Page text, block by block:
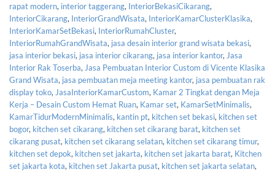
rapat modern, interior taggerang, InteriorBekasiCikarang,
InteriorCikarang, InteriorGrandWisata, InteriorKamarClusterKlasika,
InteriorKamarSetBekasi, InteriorRumahCluster,
InteriorRumahGrandWisata, jasa desain interior grand wisata bekasi,
jasa interior bekasi, jasa interior cikarang, jasa interior kantor, Jasa
Interior Rak Toserba, Jasa Pembuatan Interior Custom di Vicente Klasika
Grand Wisata, jasa pembuatan meja meeting kantor, jasa pembuatan rak
display toko, JasaInteriorKamarCustom, Kamar 2 Tingkat dengan Meja
Kerja – Desain Custom Hemat Ruan, Kamar set, KamarSetMinimalis,
KamarTidurModernMinimalis, kantin pt, kitchen set bekasi, kitchen set
bogor, kitchen set cikarang, kitchen set cikarang barat, kitchen set
cikarang pusat, kitchen set cikarang selatan, kitchen set cikarang timur,
kitchen set depok, kitchen set jakarta, kitchen set jakarta barat, Kitchen
set jakarta kota, kitchen set Jakarta pusat, kitchen set jakarta selatan,